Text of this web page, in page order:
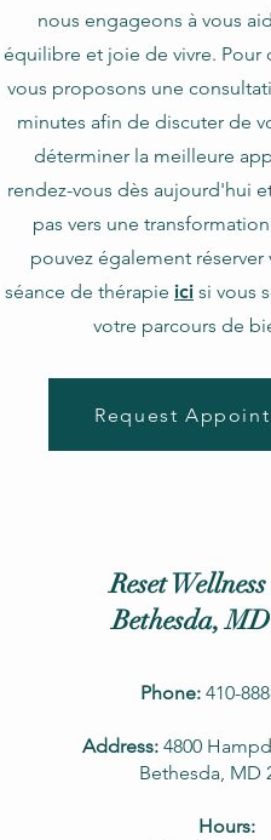
nous engageons à vous
équilibre et joie de vivre. Pour
vous proposons une
minutes afin de discuter de
déterminer la meilleure
rendez-vous dès aujourd'hui
pas vers une
pouvez également
séance de thérapie ici si vous
votre parcours de
Request
Reset
Bethesda,
Phone: 410-
Address:4800
Bethesda, MD
Hours: